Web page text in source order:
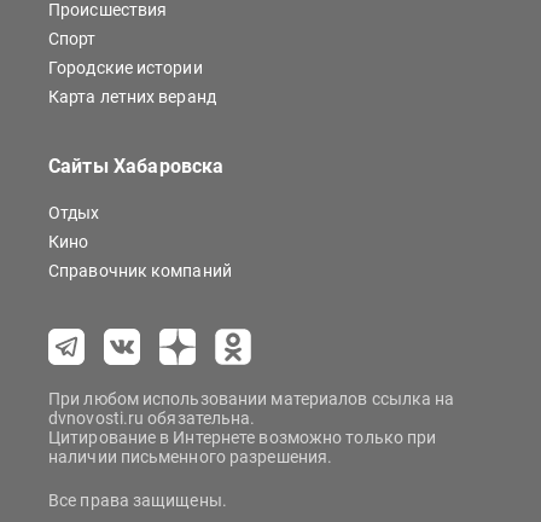
Происшествия
Спорт
Городские истории
Карта летних веранд
Сайты Хабаровска
Отдых
Кино
Справочник компаний
При любом использовании материалов ссылка на
dvnovosti.ru обязательна.
Цитирование в Интернете возможно только при
наличии письменного разрешения.
Все права защищены.